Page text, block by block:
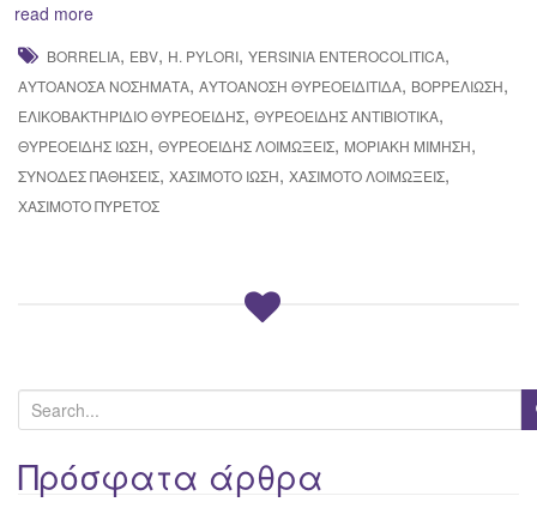
read more
BORRELIA, EBV, H. PYLORI, YERSINIA ENTEROCOLITICA,
ΑΥΤΟΆΝΟΣΑ ΝΟΣΉΜΑΤΑ, ΑΥΤΟΆΝΟΣΗ ΘΥΡΕΟΕΙΔΊΤΙΔΑ, ΒΟΡΡΕΛΊΩΣΗ,
ΕΛΙΚΟΒΑΚΤΗΡΊΔΙΟ ΘΥΡΕΟΕΙΔΉΣ, ΘΥΡΕΟΕΙΔΉΣ ΑΝΤΙΒΙΟΤΙΚΆ,
ΘΥΡΕΟΕΙΔΉΣ ΊΩΣΗ, ΘΥΡΕΟΕΙΔΉΣ ΛΟΙΜΏΞΕΙΣ, ΜΟΡΙΑΚΉ ΜΊΜΗΣΗ,
ΣΥΝΟΔΈΣ ΠΑΘΉΣΕΙΣ, ΧΑΣΙΜΟΤΟ ΊΩΣΗ, ΧΑΣΙΜΌΤΟ ΛΟΙΜΏΞΕΙΣ,
ΧΑΣΙΜΌΤΟ ΠΥΡΕΤΌΣ
e
a
rΠρόσφατα άρθρα